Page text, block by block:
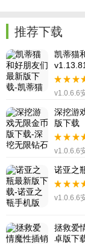
推荐下载
凯蒂猫
v1.0.6.6
深挖游
版下载
v1.0.6.6
诺亚之
v1.0.6.6
拯救爱
卓版下